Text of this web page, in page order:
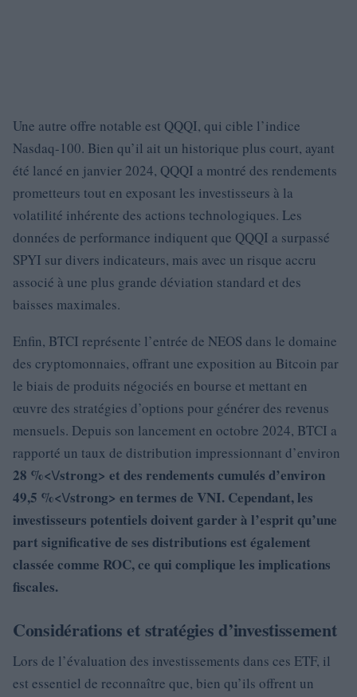
Une autre offre notable est QQQI, qui cible l’indice
Nasdaq-100. Bien qu’il ait un historique plus court, ayant
été lancé en janvier 2024, QQQI a montré des rendements
prometteurs tout en exposant les investisseurs à la
volatilité inhérente des actions technologiques. Les
données de performance indiquent que QQQI a surpassé
SPYI sur divers indicateurs, mais avec un risque accru
associé à une plus grande déviation standard et des
baisses maximales.
Enfin, BTCI représente l’entrée de NEOS dans le domaine
des cryptomonnaies, offrant une exposition au Bitcoin par
le biais de produits négociés en bourse et mettant en
œuvre des stratégies d’options pour générer des revenus
mensuels. Depuis son lancement en octobre 2024, BTCI a
rapporté un taux de distribution impressionnant d’environ
28 %<\/strong> et des rendements cumulés d’environ
49,5 %<\/strong> en termes de VNI. Cependant, les
investisseurs potentiels doivent garder à l’esprit qu’une
part significative de ses distributions est également
classée comme ROC, ce qui complique les implications
fiscales.
Considérations et stratégies d’investissement
Lors de l’évaluation des investissements dans ces ETF, il
est essentiel de reconnaître que, bien qu’ils offrent un